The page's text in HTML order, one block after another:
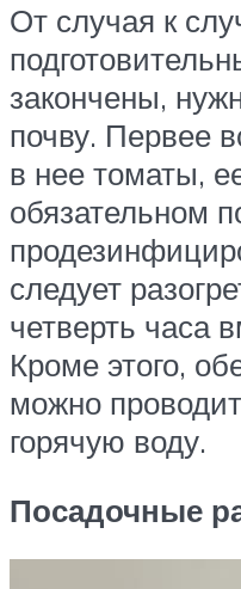
От случая к
закончены,
почву. Первее
в нее томаты,
обязательном
следует
четверть часа
Кроме этого,
можно
горячую воду.
Посадочные